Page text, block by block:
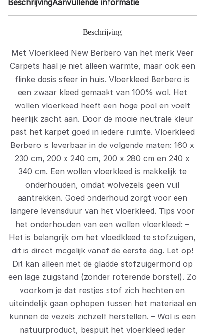
BeschrijvingAanvullende informatie
Beschrijving
Met Vloerkleed New Berbero van het merk Veer
Carpets haal je niet alleen warmte, maar ook een
flinke dosis sfeer in huis. Vloerkleed Berbero is
een zwaar kleed gemaakt van 100% wol. Het
wollen vloerkeed heeft een hoge pool en voelt
heerlijk zacht aan. Door de mooie neutrale kleur
past het karpet goed in iedere ruimte. Vloerkleed
Berbero is leverbaar in de volgende maten: 160 x
230 cm, 200 x 240 cm, 200 x 280 cm en 240 x
340 cm. Een wollen vloerkleed is makkelijk te
onderhouden, omdat wolvezels geen vuil
aantrekken. Goed onderhoud zorgt voor een
langere levensduur van het vloerkleed. Tips voor
het onderhouden van een wollen vloerkleed: –
Het is belangrijk om het vloedkleed te stofzuigen,
dit is direct mogelijk vanaf de eerste dag. Let op!
Dit kan alleen met de gladde stofzuigermond op
een lage zuigstand (zonder roterende borstel). Zo
voorkom je dat restjes stof zich hechten en
uiteindelijk gaan ophopen tussen het materiaal en
kunnen de vezels zichzelf herstellen. – Wol is een
natuurproduct, bespuit het vloerkleed ieder